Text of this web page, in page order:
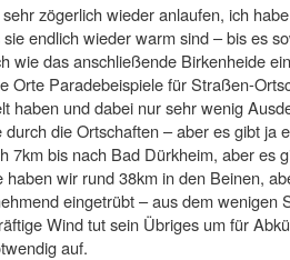
zögerlich wieder anlaufen, ich
endlich wieder warm sind – bis es
wie das anschließende Birkenheide
Orte Paradebeispiele für Straßen-
haben und dabei nur sehr wenig
die Ortschaften – aber es gibt ja
7km bis nach Bad Dürkheim, aber es
wir rund 38km in den Beinen,
eingetrübt – aus dem wenigen
Wind tut sein Übriges um für
auf.